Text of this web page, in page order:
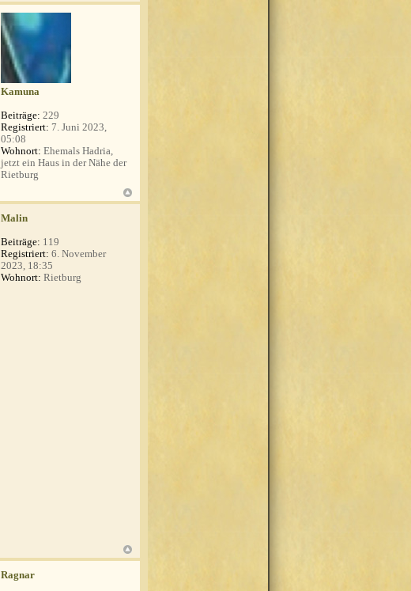
Kamuna
Beiträge: 229
Registriert: 7. Juni 2023,
05:08
Wohnort: Ehemals Hadria,
jetzt ein Haus in der Nähe der
Rietburg
Malin
Beiträge: 119
Registriert: 6. November
2023, 18:35
Wohnort: Rietburg
Ragnar